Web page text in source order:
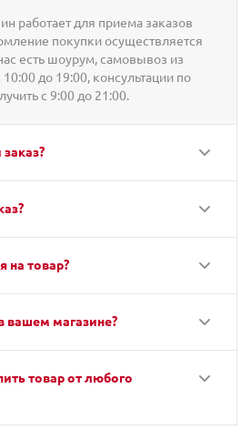
работает для приема заказов
покупки осуществляется
есть шоурум, самовывоз из
10:00 до 19:00, консультации по
с 9:00 до 21:00.
на товар?
вашем магазине?
товар от любого